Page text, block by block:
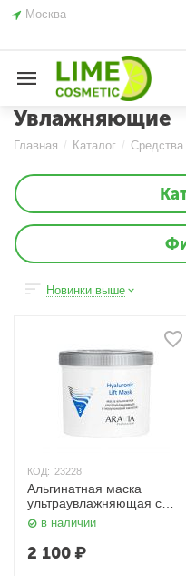
Москва
Увлажняющие
Главная / Каталог /
Новинки выше
КОД: 23228
Альгинатная маска
ультраувлажняющая с
гиалуроновой кислотой
550 мл Aravia
в наличии
2 100₽